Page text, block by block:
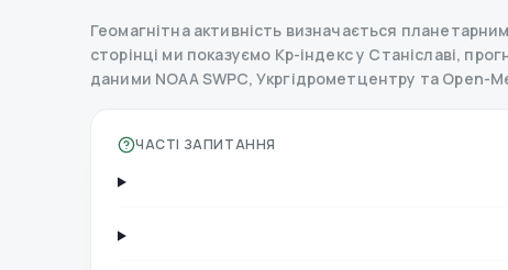
Геомагнітна активність визначається
сторінці ми показуємо Kp-індекс у Станіславі,
даними NOAA SWPC, Укргідрометцентру та Open-
ЧАСТІ ЗАПИТАННЯ